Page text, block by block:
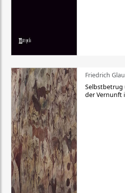
Friedrich
Selbstbetrug
der Vernunft